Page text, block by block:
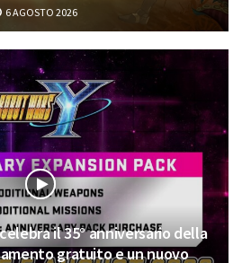
6 AGOSTO 2026
il 35° anniversario della
gratuito e un nuovo